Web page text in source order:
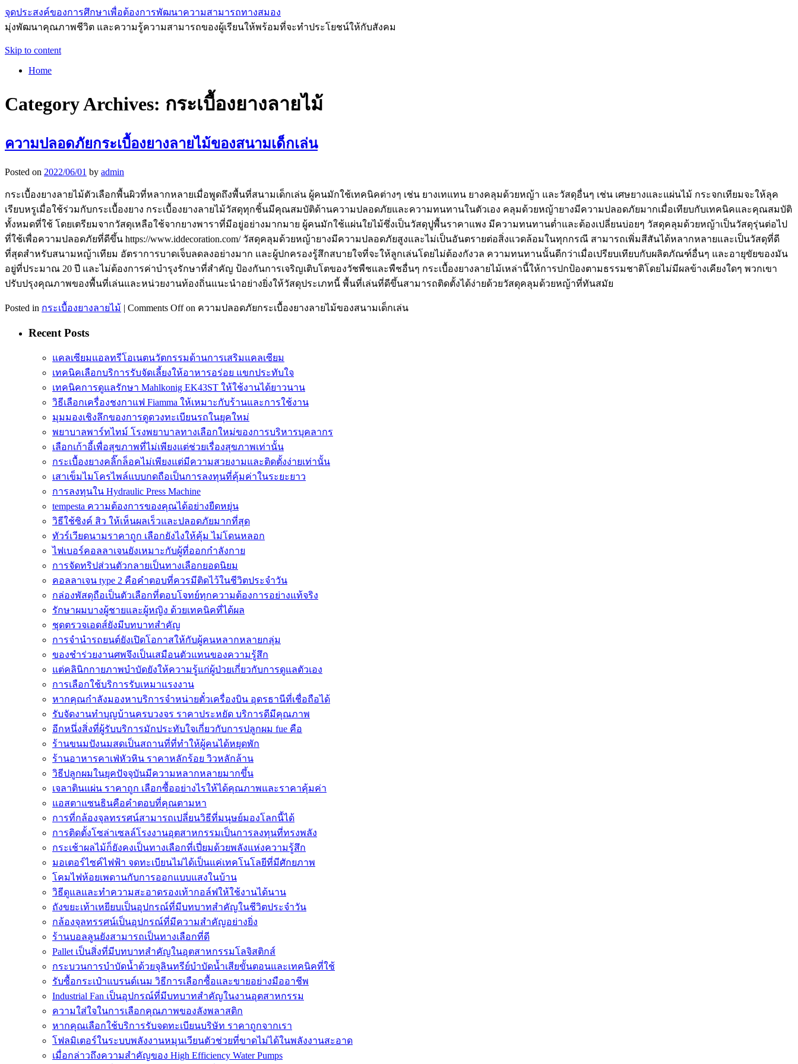
จุดประสงค์ของการศึกษาเพื่อต้องการพัฒนาความสามารถทางสมอง
มุ่งพัฒนาคุณภาพชีวิต และความรู้ความสามารถของผู้เรียนให้พร้อมที่จะทำประโยชน์ให้กับสังคม
Skip to content
Home
Category Archives: กระเบื้องยางลายไม้
ความปลอดภัยกระเบื้องยางลายไม้ของสนามเด็กเล่น
Posted on 2022/06/01 by admin
กระเบื้องยางลายไม้ตัวเลือกพื้นผิวที่หลากหลายเมื่อพูดถึงพื้นที่สนามเด็กเล่น ผู้คนมักใช้เทคนิคต่างๆ เช่น ยางเทแทน ยางคลุมด้วยหญ้า และวัสดุอื่นๆ เช่น เศษยางและแผ่นไม้ กระจกเทียมจะให้ลุค
เรียบหรูเมื่อใช้ร่วมกับกระเบื้องยาง กระเบื้องยางลายไม้วัสดุทุกชิ้นมีคุณสมบัติด้านความปลอดภัยและความทนทานในตัวเอง คลุมด้วยหญ้ายางมีความปลอดภัยมากเมื่อเทียบกับเทคนิคและคุณสมบัติ
ทั้งหมดที่ใช้ โดยเตรียมจากวัสดุเหลือใช้จากยางพาราที่มีอยู่อย่างมากมาย ผู้คนมักใช้แผ่นใยไม้ซึ่งเป็นวัสดุปูพื้นราคาแพง มีความทนทานต่ำและต้องเปลี่ยนบ่อยๆ วัสดุคลุมด้วยหญ้าเป็นวัสดุรุ่นต่อไป
ที่ใช้เพื่อความปลอดภัยที่ดีขึ้น https://www.iddecoration.com/ วัสดุคลุมด้วยหญ้ายางมีความปลอดภัยสูงและไม่เป็นอันตรายต่อสิ่งแวดล้อมในทุกกรณี สามารถเพิ่มสีสันได้หลากหลายและเป็นวัสดุที่ดี
ที่สุดสำหรับสนามหญ้าเทียม อัตราการบาดเจ็บลดลงอย่างมาก และผู้ปกครองรู้สึกสบายใจที่จะให้ลูกเล่นโดยไม่ต้องกังวล ความทนทานนั้นดีกว่าเมื่อเปรียบเทียบกับผลิตภัณฑ์อื่นๆ และอายุขัยของมัน
อยู่ที่ประมาณ 20 ปี และไม่ต้องการค่าบำรุงรักษาที่สำคัญ ป้องกันการเจริญเติบโตของวัชพืชและพืชอื่นๆ กระเบื้องยางลายไม้เหล่านี้ให้การปกป้องตามธรรมชาติโดยไม่มีผลข้างเคียงใดๆ พวกเขา
ปรับปรุงคุณภาพของพื้นที่เล่นและหน่วยงานท้องถิ่นแนะนำอย่างยิ่งให้วัสดุประเภทนี้ พื้นที่เล่นที่ดีขึ้นสามารถติดตั้งได้ง่ายด้วยวัสดุคลุมด้วยหญ้าที่ทันสมัย
Posted in กระเบื้องยางลายไม้ | Comments Offon ความปลอดภัยกระเบื้องยางลายไม้ของสนามเด็กเล่น
Recent Posts
แคลเซียมแอลทรีโอเนตนวัตกรรมด้านการเสริมแคลเซียม
เทคนิคเลือกบริการรับจัดเลี้ยงให้อาหารอร่อย แขกประทับใจ
เทคนิคการดูแลรักษา Mahlkonig EK43ST ให้ใช้งานได้ยาวนาน
วิธีเลือกเครื่องชงกาแฟ Fiamma ให้เหมาะกับร้านและการใช้งาน
มุมมองเชิงลึกของการดูดวงทะเบียนรถในยุคใหม่
พยาบาลพาร์ทไทม์ โรงพยาบาลทางเลือกใหม่ของการบริหารบุคลากร
เลือกเก้าอี้เพื่อสุขภาพที่ไม่เพียงแต่ช่วยเรื่องสุขภาพเท่านั้น
กระเบื้องยางคลิ๊กล็อคไม่เพียงแต่มีความสวยงามและติดตั้งง่ายเท่านั้น
เสาเข็มไมโครไพล์แบบกดถือเป็นการลงทุนที่คุ้มค่าในระยะยาว
การลงทุนใน Hydraulic Press Machine
tempesta ความต้องการของคุณได้อย่างยืดหยุ่น
วิธีใช้ซิงค์ สิว ให้เห็นผลเร็วและปลอดภัยมากที่สุด
ทัวร์เวียดนามราคาถูก เลือกยังไงให้คุ้ม ไม่โดนหลอก
ไฟเบอร์คอลลาเจนยังเหมาะกับผู้ที่ออกกำลังกาย
การจัดทริปส่วนตัวกลายเป็นทางเลือกยอดนิยม
คอลลาเจน type 2 คือคำตอบที่ควรมีติดไว้ในชีวิตประจำวัน
กล่องพัสดุถือเป็นตัวเลือกที่ตอบโจทย์ทุกความต้องการอย่างแท้จริง
รักษาผมบางผู้ชายและผู้หญิง ด้วยเทคนิคที่ได้ผล
ชุดตรวจเอดส์ยังมีบทบาทสำคัญ
การจำนำรถยนต์ยังเปิดโอกาสให้กับผู้คนหลากหลายกลุ่ม
ของชำร่วยงานศพจึงเป็นเสมือนตัวแทนของความรู้สึก
แต่คลินิกกายภาพบำบัดยังให้ความรู้แก่ผู้ป่วยเกี่ยวกับการดูแลตัวเอง
การเลือกใช้บริการรับเหมาแรงงาน
หากคุณกำลังมองหาบริการจำหน่ายตั๋วเครื่องบิน อุดรธานีที่เชื่อถือได้
รับจัดงานทำบุญบ้านครบวงจร ราคาประหยัด บริการดีมีคุณภาพ
อีกหนึ่งสิ่งที่ผู้รับบริการมักประทับใจเกี่ยวกับการปลูกผม fue คือ
ร้านขนมปังนมสดเป็นสถานที่ที่ทำให้ผู้คนได้หยุดพัก
ร้านอาหารคาเฟ่หัวหิน ราคาหลักร้อย วิวหลักล้าน
วิธีปลูกผมในยุคปัจจุบันมีความหลากหลายมากขึ้น
เจลาตินแผ่น ราคาถูก เลือกซื้ออย่างไรให้ได้คุณภาพและราคาคุ้มค่า
แอสตาแซนธินคือคำตอบที่คุณตามหา
การที่กล้องจุลทรรศน์สามารถเปลี่ยนวิธีที่มนุษย์มองโลกนี้ได้
การติดตั้งโซล่าเซลล์โรงงานอุตสาหกรรมเป็นการลงทุนที่ทรงพลัง
กระเช้าผลไม้ก็ยังคงเป็นทางเลือกที่เปี่ยมด้วยพลังแห่งความรู้สึก
มอเตอร์ไซค์ไฟฟ้า จดทะเบียนไม่ได้เป็นแค่เทคโนโลยีที่มีศักยภาพ
โคมไฟห้อยเพดานกับการออกแบบแสงในบ้าน
วิธีดูแลและทำความสะอาดรองเท้ากอล์ฟให้ใช้งานได้นาน
ถังขยะเท้าเหยียบเป็นอุปกรณ์ที่มีบทบาทสำคัญในชีวิตประจำวัน
กล้องจุลทรรศน์เป็นอุปกรณ์ที่มีความสำคัญอย่างยิ่ง
ร้านบอลลูนยังสามารถเป็นทางเลือกที่ดี
Pallet เป็นสิ่งที่มีบทบาทสำคัญในอุตสาหกรรมโลจิสติกส์
กระบวนการบำบัดน้ำด้วยจุลินทรีย์บำบัดน้ำเสียขั้นตอนและเทคนิคที่ใช้
รับซื้อกระเป๋าแบรนด์เนม วิธีการเลือกซื้อและขายอย่างมืออาชีพ
Industrial Fan เป็นอุปกรณ์ที่มีบทบาทสำคัญในงานอุตสาหกรรม
ความใส่ใจในการเลือกคุณภาพของลังพลาสติก
หากคุณเลือกใช้บริการรับจดทะเบียนบริษัท ราคาถูกจากเรา
โฟลมิเตอร์ในระบบพลังงานหมุนเวียนตัวช่วยที่ขาดไม่ได้ในพลังงานสะอาด
เมื่อกล่าวถึงความสำคัญของ High Efficiency Water Pumps